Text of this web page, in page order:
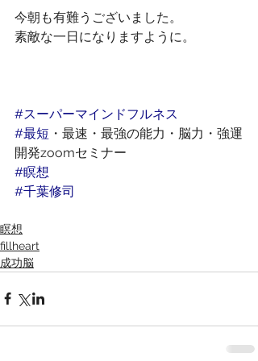
今朝も有難うございました。
素敵な一日になりますように。
#スーパーマインドフルネス
#最短 ・最速・最強の能力・脳力・強運
開発zoomセミナー
#瞑想
#千葉修司
瞑想
fillheart
成功脳